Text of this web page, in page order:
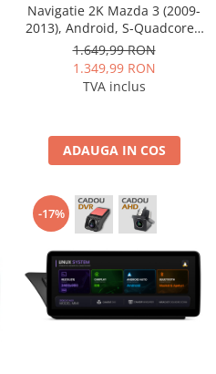
Navigatie 2K Mazda 3 (2009-
2013), Android, S-Quadcore /
4GB RAM + 64GB ROM, 9.5
Inch - AD-BGS90042K+AD-
BGRKIT320
1.649,99 RON
1.349,99 RON
TVA inclus
ADAUGA IN COS
-17%